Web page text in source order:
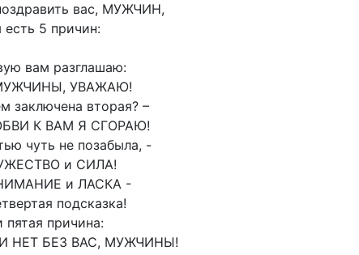
вас, МУЖЧИН,
есть 5 причин:
вам разглашаю:
УВАЖАЮ!
заключена вторая? –
К ВАМ Я СГОРАЮ!
чуть не позабыла, -
и СИЛА!
и ЛАСКА -
подсказка!
пятая причина:
НЕТ БЕЗ ВАС, МУЖЧИНЫ!